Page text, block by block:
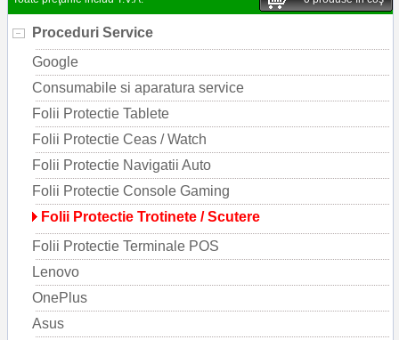
Proceduri Service
Google
Consumabile si aparatura service
Folii Protectie Tablete
Folii Protectie Ceas / Watch
Folii Protectie Navigatii Auto
Folii Protectie Console Gaming
Folii Protectie Trotinete / Scutere
Folii Protectie Terminale POS
Lenovo
OnePlus
Asus